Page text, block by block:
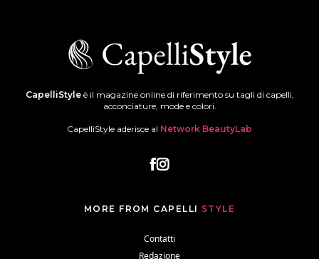
CapelliStyleè il magazine online di riferimento su tagli di capelli,
acconciature, mode e colori.
CapelliStyle aderisce al Network BeautyLab
MORE FROM CAPELLI STYLE
Contatti
Redazione